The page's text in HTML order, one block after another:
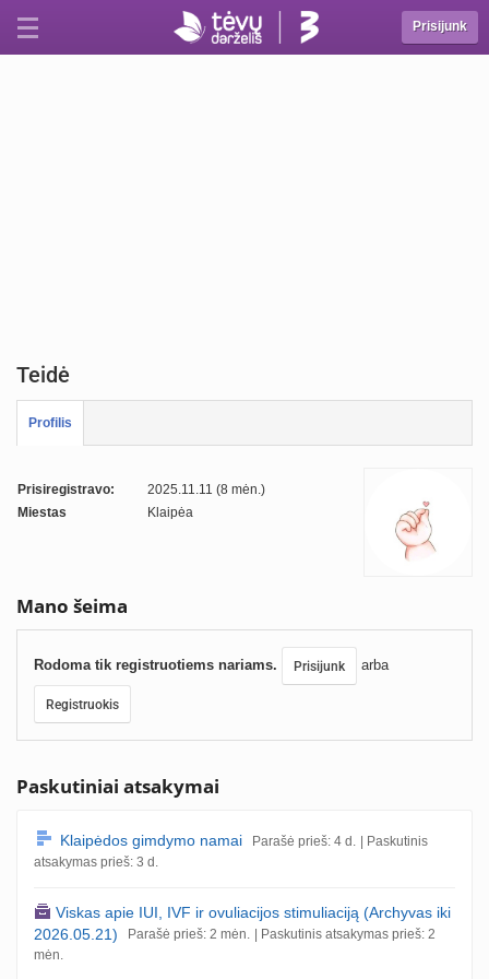
Prisijunk
Teidė
Profilis
Prisiregistravo:
2025.11.11 (8 mėn.)
Miestas
Klaipėa
Mano šeima
Rodoma tik registruotiems nariams. Prisijunk arba
Registruokis
Paskutiniai atsakymai
Klaipėdos gimdymo namai Parašė prieš: 4 d. | Paskutinis
atsakymas prieš: 3 d.
Viskas apie IUI, IVF ir ovuliacijos stimuliaciją (Archyvas iki
2026.05.21) Parašė prieš: 2 mėn. | Paskutinis atsakymas prieš: 2
mėn.